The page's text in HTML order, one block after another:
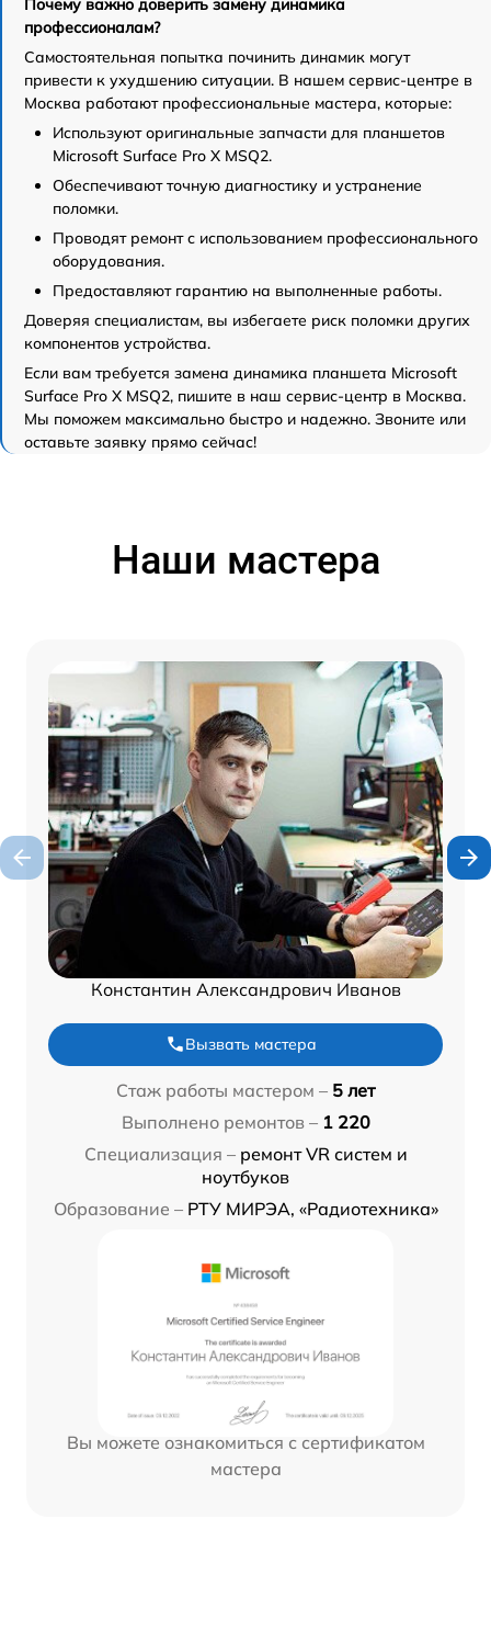
Почему важно доверить замену динамика
профессионалам?
Самостоятельная попытка починить динамик могут
привести к ухудшению ситуации. В нашем сервис-центре в
Москва работают профессиональные мастера, которые:
Используют оригинальные запчасти для планшетов
Microsoft Surface Pro X MSQ2.
Обеспечивают точную диагностику и устранение
поломки.
Проводят ремонт с использованием профессионального
оборудования.
Предоставляют гарантию на выполненные работы.
Доверяя специалистам, вы избегаете риск поломки других
компонентов устройства.
Если вам требуется замена динамика планшета Microsoft
Surface Pro X MSQ2, пишите в наш сервис-центр в Москва.
Мы поможем максимально быстро и надежно. Звоните или
оставьте заявку прямо сейчас!
Наши мастера
Константин Александрович Иванов
Вызвать мастера
Стаж работы мастером – 5 лет
Выполнено ремонтов – 1 220
Специализация – ремонт VR систем и
ноутбуков
Образование – РТУ МИРЭА, «Радиотехника»
Вы можете ознакомиться с сертификатом
мастера